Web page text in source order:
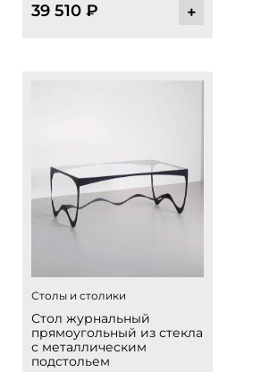
39 510 ₽ +
Столы и столики
Стол журнальный
прямоугольный из стекла
с металлическим
подстольем